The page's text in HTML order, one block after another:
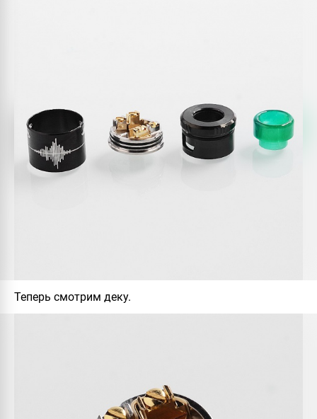
Теперь смотрим деку.